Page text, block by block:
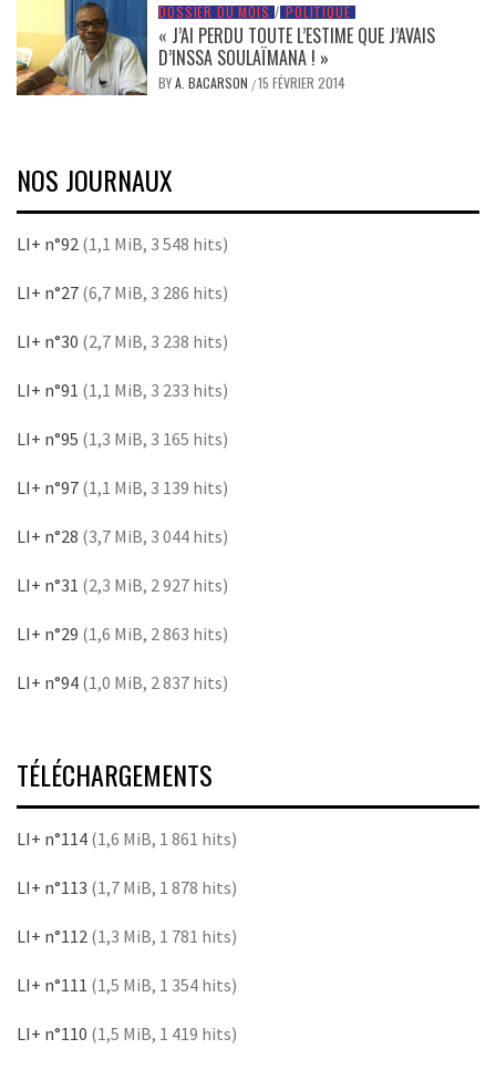
DOSSIER DU MOIS / POLITIQUE
« J’AI PERDU TOUTE L’ESTIME QUE J’AVAIS
D’INSSA SOULAÏMANA ! »
BYA. BACARSON /15 FÉVRIER 2014
NOS JOURNAUX
LI+ n°92 (1,1 MiB, 3 548 hits)
LI+ n°27 (6,7 MiB, 3 286 hits)
LI+ n°30 (2,7 MiB, 3 238 hits)
LI+ n°91 (1,1 MiB, 3 233 hits)
LI+ n°95 (1,3 MiB, 3 165 hits)
LI+ n°97 (1,1 MiB, 3 139 hits)
LI+ n°28 (3,7 MiB, 3 044 hits)
LI+ n°31 (2,3 MiB, 2 927 hits)
LI+ n°29 (1,6 MiB, 2 863 hits)
LI+ n°94 (1,0 MiB, 2 837 hits)
TÉLÉCHARGEMENTS
LI+ n°114 (1,6 MiB, 1 861 hits)
LI+ n°113 (1,7 MiB, 1 878 hits)
LI+ n°112 (1,3 MiB, 1 781 hits)
LI+ n°111 (1,5 MiB, 1 354 hits)
LI+ n°110 (1,5 MiB, 1 419 hits)